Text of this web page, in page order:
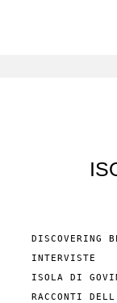
DISCOVERING
INTERVISTE
ISOLA DI
RACCONTI